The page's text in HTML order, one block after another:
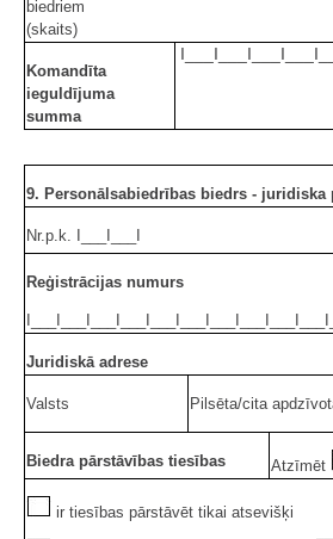
biedriem
(skaits)
Komandīta
ieguldījuma
summa
9. Personālsabiedrības biedrs - juridiska
Nr.p.k. I___I___I
Reģistrācijas numurs
Juridiskā adrese
Valsts Pilsēta/cita
Biedra pārstāvības tiesības Atzīmēt
ir tiesības pārstāvēt tikai atsevišķi